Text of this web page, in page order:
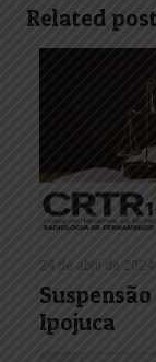
Related
24 de abril de 2024
Ipojuca